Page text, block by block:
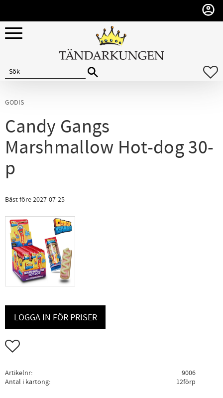
Meny
GODIS
Candy Gangs
Marshmallow Hot-dog 30-
p
Bäst före 2027-07-25
LOGGA IN FÖR PRISER
Lägg till i favoriter
Artikelnr
9006
Antal i kartong
12förp